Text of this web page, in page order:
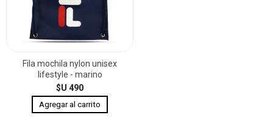
Fila mochila nylon unisex
lifestyle - marino
$U 490